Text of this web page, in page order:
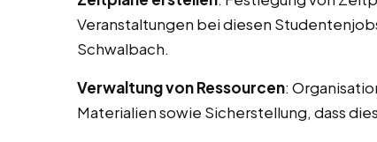
Veranstaltungen bei diesen
Schwalbach.
Verwaltung von Ressourcen:
Materialien sowie Sicherstellung, dass